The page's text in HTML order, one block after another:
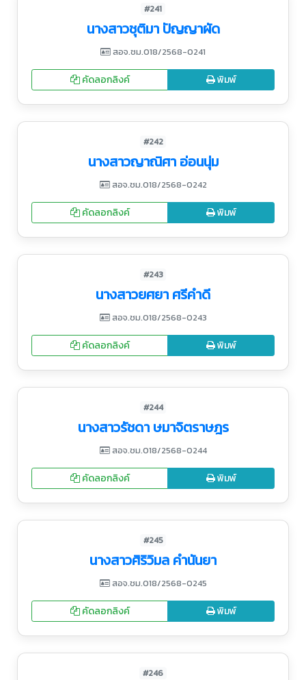
#241
นางสาวชุติมา ปัญญาผัด
สอจ.ชม.018/2568-0241
คัดลอกลิงค์ พิมพ์
#242
นางสาวญาณิศา อ่อนนุ่ม
สอจ.ชม.018/2568-0242
คัดลอกลิงค์ พิมพ์
#243
นางสาวยศยา ศรีคำดี
สอจ.ชม.018/2568-0243
คัดลอกลิงค์ พิมพ์
#244
นางสาวรัชดา ษมาจิตราษฎร
สอจ.ชม.018/2568-0244
คัดลอกลิงค์ พิมพ์
#245
นางสาวศิริวิมล คำนันยา
สอจ.ชม.018/2568-0245
คัดลอกลิงค์ พิมพ์
#246